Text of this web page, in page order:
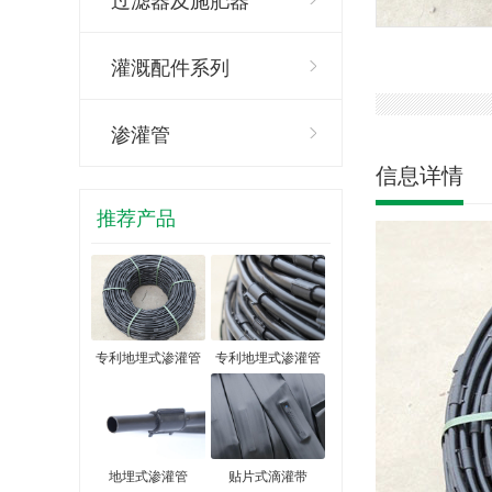
灌溉配件系列
渗灌管
推荐产品
专利地埋式渗灌管 专利地埋式渗灌管
地埋式渗灌管 贴片式滴灌带
信息详情